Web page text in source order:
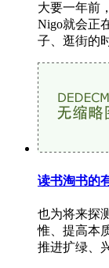
大要一年前
Nigo就会正
子、逛街的
读书淘书的
也为将来探
惟、提高本
推进扩绿、